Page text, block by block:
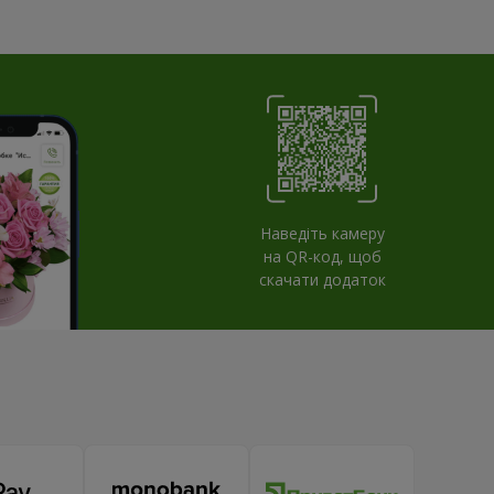
Наведіть камеру
на QR-код, щоб
скачати додаток